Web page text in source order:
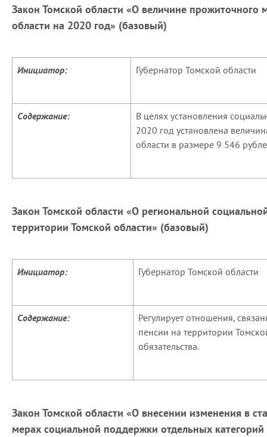
Закон Томской области «О величине
области на 2020 год» (базовый)
Инициатор: Губернатор Томской области
Содержание:
В целях установления
2020 год установлена
области в размере 9 546
Закон Томской области «О региональной
территории Томской области» (базовый)
Инициатор: Губернатор Томской области
Содержание:
Регулирует отношения,
пенсии на территории
обязательства.
Закон Томской области «О внесении изменения в
мерах социальной поддержки отдельных